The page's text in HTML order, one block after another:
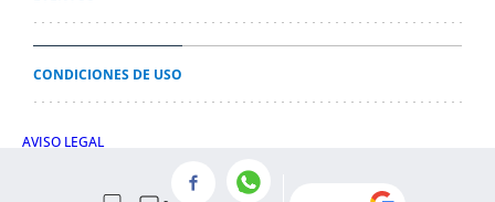
CONDICIONES DE USO
AVISO LEGAL